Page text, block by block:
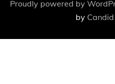
Proudly powered by
by